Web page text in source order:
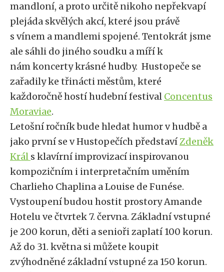
mandloní, a proto určitě nikoho nepřekvapí
plejáda skvělých akcí, které jsou právě
s vínem a mandlemi spojené. Tentokrát jsme
ale sáhli do jiného soudku a míří k
nám koncerty krásné hudby. Hustopeče se
zařadily ke třinácti městům, které
každoročně hostí hudební festival Concentus
Moraviae.
Letošní ročník bude hledat humor v hudbě a
jako první se v Hustopečích představíZdeněk
Král s klavírní improvizací inspirovanou
kompozičním i interpretačním uměním
Charlieho Chaplina a Louise de Funése.
Vystoupení budou hostit prostory Amande
Hotelu ve čtvrtek 7. června. Základní vstupné
je 200 korun, děti a senioři zaplatí 100 korun.
Až do 31. května si můžete koupit
zvýhodněné základní vstupné za 150 korun.